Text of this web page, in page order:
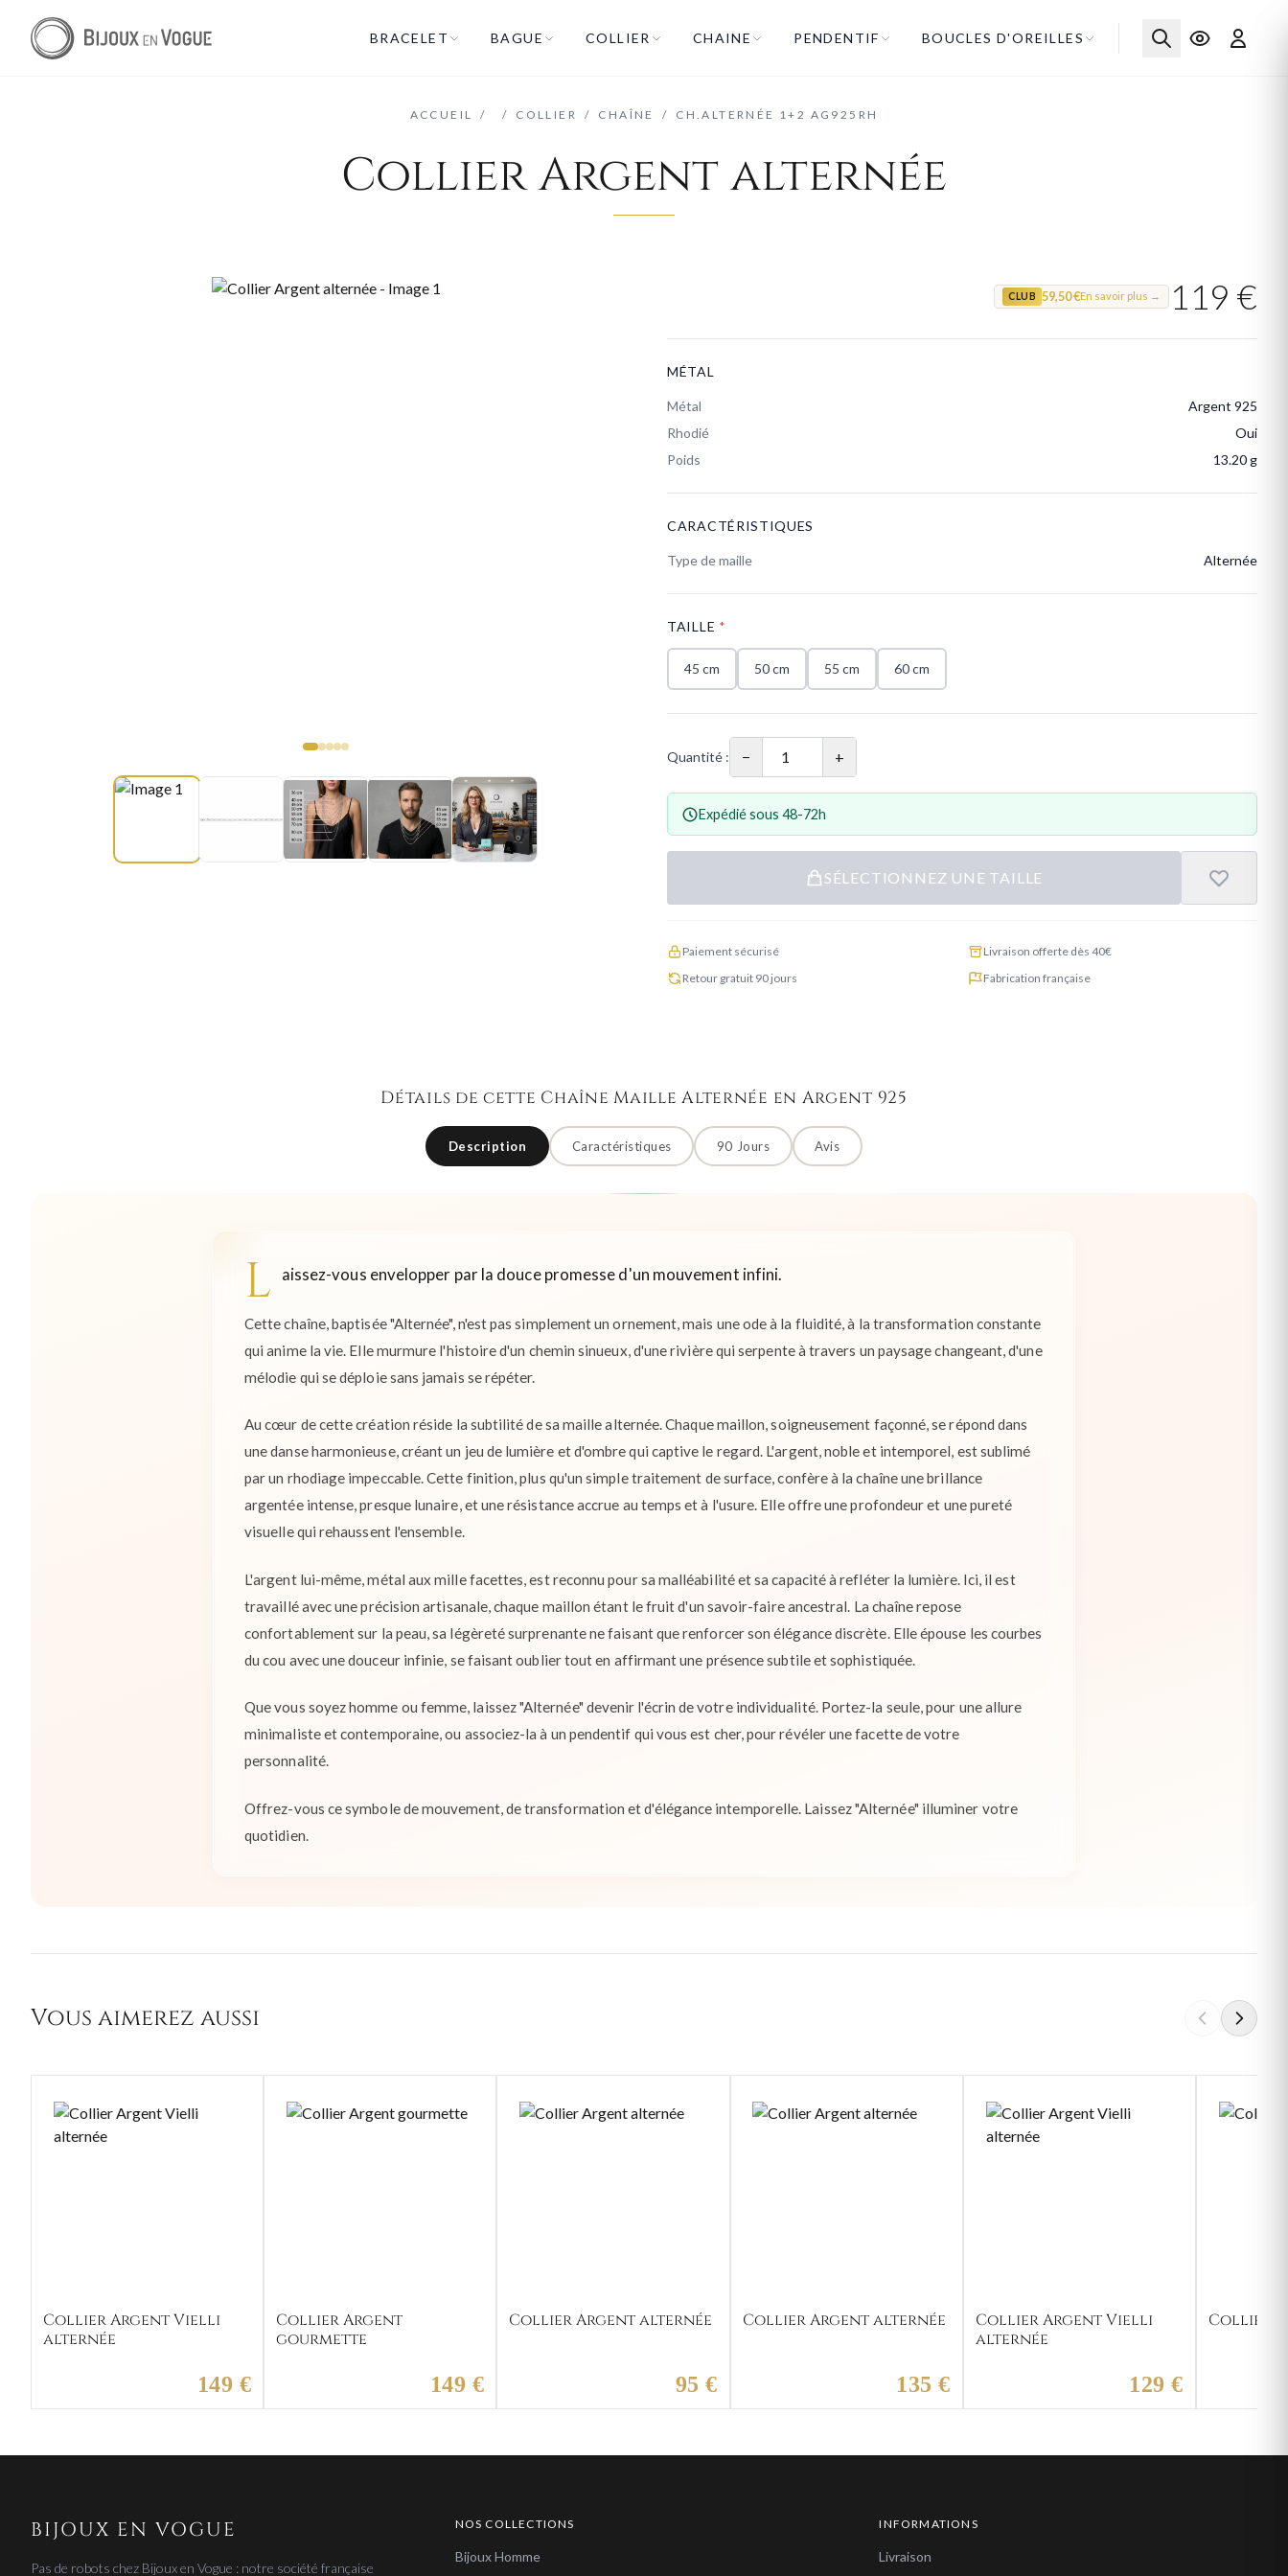
BRACELET BAGUE COLLIER CHAINE PENDENTIF BOUCLES D'OREILLES
ACCUEIL / / COLLIER / CHAÎNE / CH.ALTERNÉE 1+2 AG925RH
Collier Argent alternée
CLUB 59,50 €En savoir plus → 119 €
MÉTAL
Métal
Argent 925
Rhodié
Oui
Poids
13.20 g
CARACTÉRISTIQUES
Type de maille Alternée
TAILLE *
45 cm 50 cm 55 cm 60 cm
Quantité : − +
Expédié sous 48-72h
SÉLECTIONNEZ UNE TAILLE
Paiement sécurisé
Livraison offerte dès 40€
Retour gratuit 90 jours
Fabrication française
Détails de cette Chaîne Maille Alternée en Argent 925
Description Caractéristiques 90 Jours Avis
L aissez-vous envelopper par la douce promesse d'un mouvement infini.
Cette chaîne, baptisée "Alternée", n'est pas simplement un ornement, mais une ode à la fluidité, à la transformation constante
qui anime la vie. Elle murmure l'histoire d'un chemin sinueux, d'une rivière qui serpente à travers un paysage changeant, d'une
mélodie qui se déploie sans jamais se répéter.
Au cœur de cette création réside la subtilité de sa maille alternée. Chaque maillon, soigneusement façonné, se répond dans
une danse harmonieuse, créant un jeu de lumière et d'ombre qui captive le regard. L'argent, noble et intemporel, est sublimé
par un rhodiage impeccable. Cette finition, plus qu'un simple traitement de surface, confère à la chaîne une brillance
argentée intense, presque lunaire, et une résistance accrue au temps et à l'usure. Elle offre une profondeur et une pureté
visuelle qui rehaussent l'ensemble.
L'argent lui-même, métal aux mille facettes, est reconnu pour sa malléabilité et sa capacité à refléter la lumière. Ici, il est
travaillé avec une précision artisanale, chaque maillon étant le fruit d'un savoir-faire ancestral. La chaîne repose
confortablement sur la peau, sa légèreté surprenante ne faisant que renforcer son élégance discrète. Elle épouse les courbes
du cou avec une douceur infinie, se faisant oublier tout en affirmant une présence subtile et sophistiquée.
Que vous soyez homme ou femme, laissez "Alternée" devenir l'écrin de votre individualité. Portez-la seule, pour une allure
minimaliste et contemporaine, ou associez-la à un pendentif qui vous est cher, pour révéler une facette de votre
personnalité.
Offrez-vous ce symbole de mouvement, de transformation et d'élégance intemporelle. Laissez "Alternée" illuminer votre
quotidien.
Vous aimerez aussi
Collier Argent Vielli
alternée
149 €
Collier Argent
gourmette
149 €
Collier Argent alternée
95 €
Collier Argent alternée
135 €
Collier Argent Vielli
alternée
129 €
Collier
BIJOUX EN VOGUE
Pas de robots chez Bijoux en Vogue : notre société française
NOS COLLECTIONS
Bijoux Homme
INFORMATIONS
Livraison